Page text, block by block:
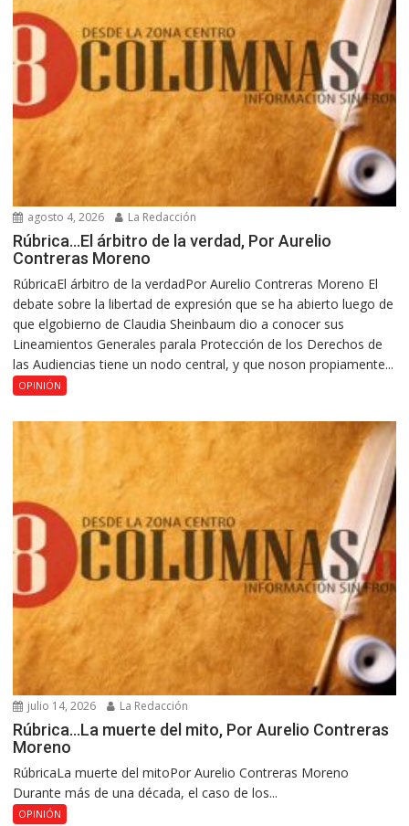
agosto 4, 2026 La Redacción
Rúbrica…El árbitro de la verdad, Por Aurelio
Contreras Moreno
RúbricaEl árbitro de la verdadPor Aurelio Contreras Moreno El
debate sobre la libertad de expresión que se ha abierto luego de
que elgobierno de Claudia Sheinbaum dio a conocer sus
Lineamientos Generales parala Protección de los Derechos de
las Audiencias tiene un nodo central, y que noson propiamente...
OPINIÓN
julio 14, 2026 La Redacción
Rúbrica…La muerte del mito, Por Aurelio Contreras
Moreno
RúbricaLa muerte del mitoPor Aurelio Contreras Moreno
Durante más de una década, el caso de los...
OPINIÓN